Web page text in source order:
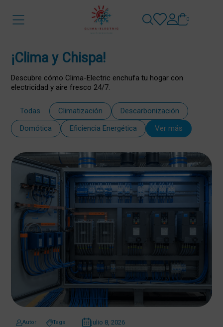
0
¡Clima y Chispa!
Descubre cómo Clima-Electric enchufa tu hogar con
electricidad y aire fresco 24/7.
Todas Climatización
Descarbonización
Domótica
Eficiencia Energética Ver más
Autor Tags julio 8, 2026